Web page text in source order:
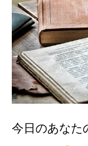
今日のあな